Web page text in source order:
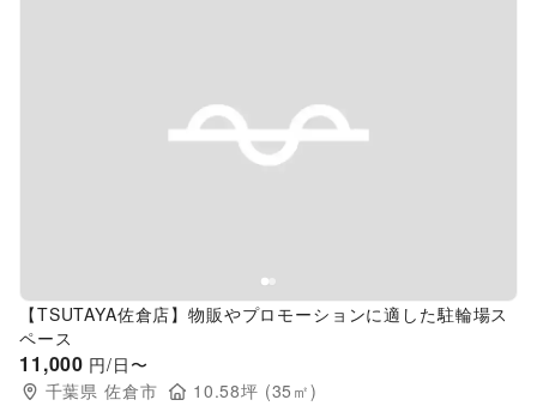
Previous slide
【TSUTAYA佐倉店】物販やプロモーションに適した駐輪場ス
ペース
11,000 円/日〜
千葉県 佐倉市 10.58坪 (35 ㎡)